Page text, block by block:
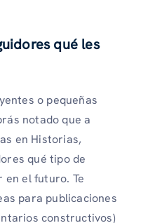
qué les
o pequeñas
notado que a
en Historias,
qué tipo de
en el futuro. Te
para publicaciones
constructivos)